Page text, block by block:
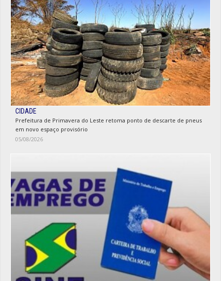
CIDADE
Prefeitura de Primavera do Leste retoma ponto de descarte de pneus
em novo espaço provisório
05/08/2026